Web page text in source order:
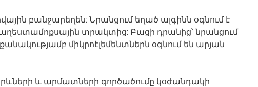
բանջարեղեն: Նրանցում եղած ալգինն օգնում է
աղեստամոքսային տրակտից: Բացի դրանից՝ նրանցում
միկրոէլեմենտներն օգնում են արյան
և արմատների գործածումը կօժանդակի